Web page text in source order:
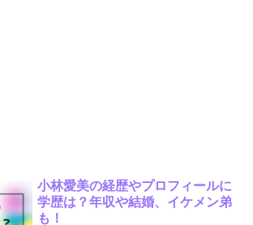
小林愛美の経歴やプロフィールに
学歴は？年収や結婚、イケメン弟
も！